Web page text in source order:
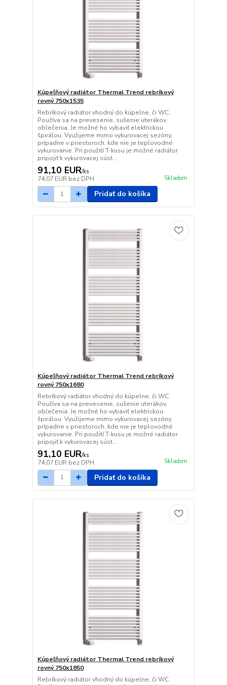
Kúpeľňový radiátor Thermal Trend rebríkový
rovný 750x1535
Rebríkový radiátor vhodný do kúpelne, či WC.
Používa sa na prevesenie, sušenie uterákov,
oblečenia. Je možné ho vybaviť elektrickou
špirálou. Využijeme mimo vykurovacej sezóny,
prípadne v priestoroch, kde nie je teplovodné
vykurovanie. Pri použití T-kusu je možné radiátor
pripojiť k vykurovacej súst...
91,10 EUR/ks
74,07 EUR bez DPH Skladom
Pridať do košíka
Kúpeľňový radiátor Thermal Trend rebríkový
rovný 750x1680
Rebríkový radiátor vhodný do kúpelne, či WC.
Používa sa na prevesenie, sušenie uterákov,
oblečenia. Je možné ho vybaviť elektrickou
špirálou. Využijeme mimo vykurovacej sezóny,
prípadne v priestoroch, kde nie je teplovodné
vykurovanie. Pri použití T-kusu je možné radiátor
pripojiť k vykurovacej súst...
91,10 EUR/ks
74,07 EUR bez DPH Skladom
Pridať do košíka
Kúpeľňový radiátor Thermal Trend rebríkový
rovný 750x1850
Rebríkový radiátor vhodný do kúpelne, či WC.